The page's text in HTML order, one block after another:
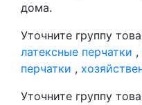
дома.
Уточните группу
латексные перчатки ,
перчатки ,
Уточните группу